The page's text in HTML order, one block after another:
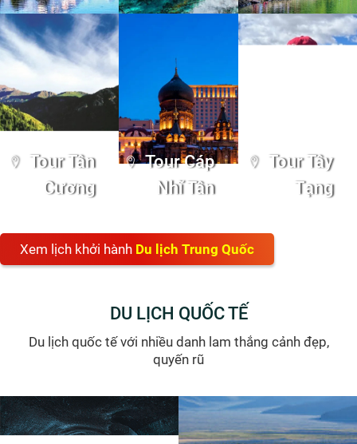
Tour Tân
Cương
Tour Cáp
Nhĩ Tân
Tour Tây
Tạng
Xem lịch khởi hành Du lịch Trung Quốc
DU LỊCH QUỐC TẾ
Du lịch quốc tế với nhiều danh lam thắng cảnh đẹp,
quyến rũ